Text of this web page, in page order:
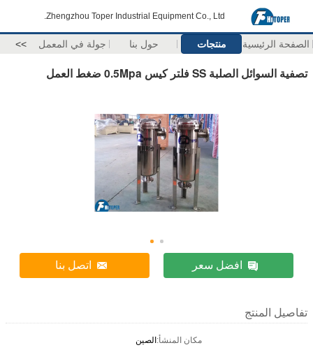
Zhengzhou Toper Industrial Equipment Co., Ltd.
الصفحة الرئيسية منتجات حول بنا جولة في المعمل >>
تصفية السوائل الصلبة SS فلتر كيس 0.5Mpa ضغط العمل
افضل سعر اتصل بنا
تفاصيل المنتج
مكان المنشأ:الصين